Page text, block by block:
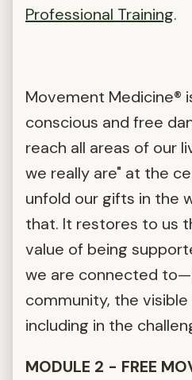
Professional Training.
Movement Medicine®
conscious and free
reach all areas of our
we really are" at the
unfold our gifts in the
that. It restores to us
value of being
we are connected
community, the
including in the
MODULE 2 - FREE